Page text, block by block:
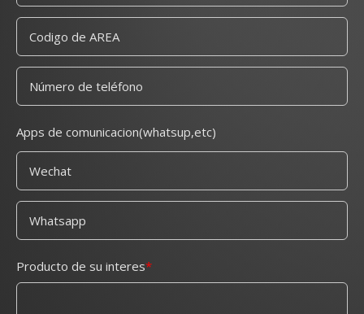
Apps de comunicacion(whatsup,etc)
Producto de su interes